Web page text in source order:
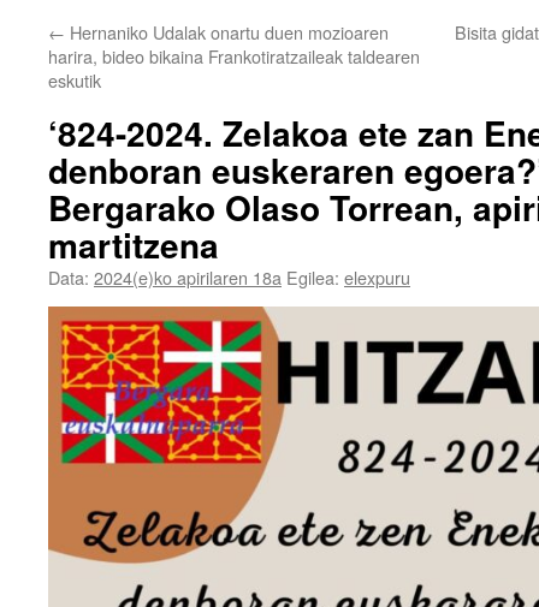
← Hernaniko Udalak onartu duen mozioaren
harira, bideo bikaina Frankotiratzaileak taldearen
eskutik
Bisita
‘824-2024. Zelakoa ete zan
denboran euskeraren
Bergarako Olaso Torrean,
martitzena
Data: 2024(e)ko apirilaren 18a Egilea: elexpuru